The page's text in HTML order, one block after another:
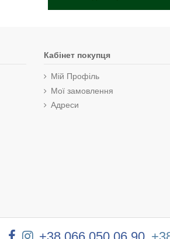
Кабінет покупця
Мій Профіль
Мої замовлення
Адреси